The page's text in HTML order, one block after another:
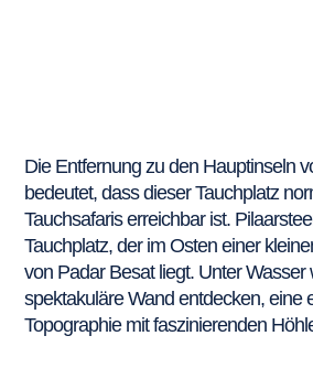
Die Entfernung zu den Hauptinseln
bedeutet, dass dieser Tauchplatz
Tauchsafaris erreichbar ist.
Tauchplatz, der im Osten einer
von Padar Besat liegt. Unter Wasser
spektakuläre Wand entdecken, eine
Topographie mit faszinierenden